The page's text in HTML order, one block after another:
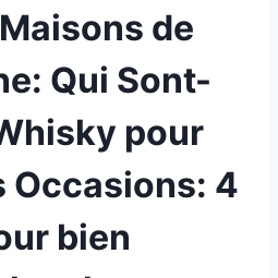
de
Qui Sont-
pour
Occasions: 4
bien